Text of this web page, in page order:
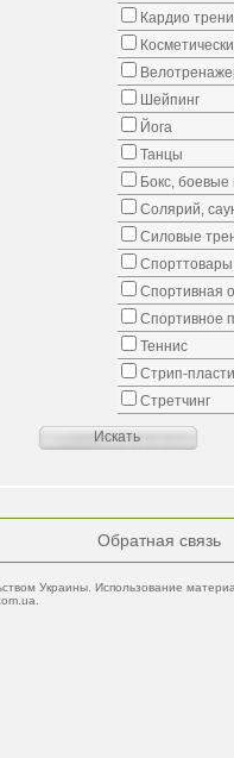
Кардио
Шейпинг
Йога
Танцы
Бокс, боевые
Солярий,
Силовые
Спортивная
Спортивное
Теннис
Стрип-
Стретчинг
Обратная связь
Украины. Использование